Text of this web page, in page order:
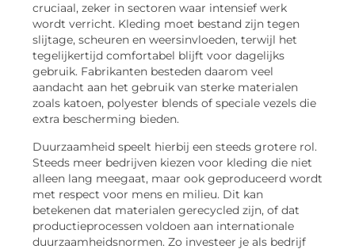
cruciaal, zeker in sectoren waar intensief werk
wordt verricht. Kleding moet bestand zijn tegen
slijtage, scheuren en weersinvloeden, terwijl het
tegelijkertijd comfortabel blijft voor dagelijks
gebruik. Fabrikanten besteden daarom veel
aandacht aan het gebruik van sterke materialen
zoals katoen, polyester blends of speciale vezels die
extra bescherming bieden.
Duurzaamheid speelt hierbij een steeds grotere rol.
Steeds meer bedrijven kiezen voor kleding die niet
alleen lang meegaat, maar ook geproduceerd wordt
met respect voor mens en milieu. Dit kan
betekenen dat materialen gerecycled zijn, of dat
productieprocessen voldoen aan internationale
duurzaamheidsnormen. Zo investeer je als bedrijf